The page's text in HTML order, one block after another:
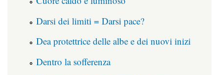
Darsi dei limiti = Darsi pace?
Dea protettrice delle albe e dei nuovi inizi
Dentro la sofferenza